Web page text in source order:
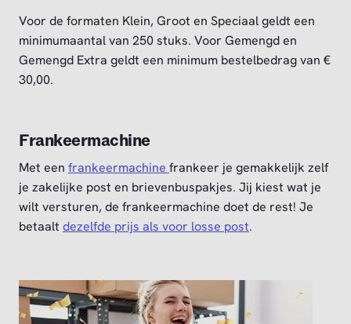
Voor de formaten Klein, Groot en Speciaal geldt een
minimumaantal van 250 stuks. Voor Gemengd en
Gemengd Extra geldt een minimum bestelbedrag van €
30,00.
Frankeermachine
Met een frankeermachine frankeer je gemakkelijk zelf
je zakelijke post en brievenbuspakjes. Jij kiest wat je
wilt versturen, de frankeermachine doet de rest! Je
betaalt dezelfde prijs als voor losse post.